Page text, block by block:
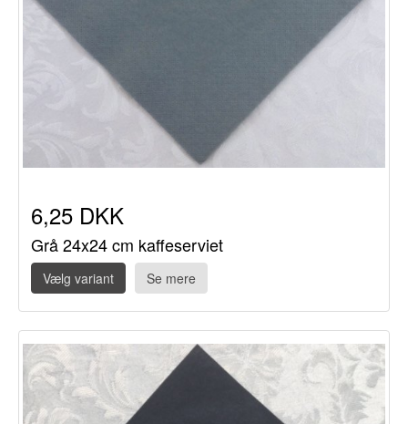
6,25 DKK
Grå 24x24 cm kaffeserviet
Vælg variant Se mere